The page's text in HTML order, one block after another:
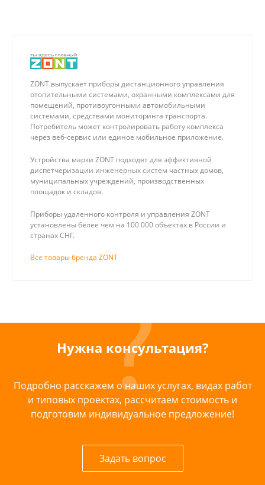
ZONT выпускает приборы дистанционного управления
отопительными системами, охранными комплексами для
помещений, противоугонными автомобильными
системами, средствами мониторинга транспорта.
Потребитель может контролировать работу комплекса
через веб-сервис или единое мобильное приложение.
Устройства марки ZONT подходят для эффективной
диспетчеризации инженерных систем частных домов,
муниципальных учреждений, производственных
площадок и складов.
Приборы удаленного контроля и управления ZONT
установлены белее чем на 100 000 объектах в России и
странах СНГ.
Все товары бренда ZONT
Нужна консультация?
Подробно расскажем о наших услугах, видах работ
и типовых проектах, рассчитаем стоимость и
подготовим индивидуальное предложение!
Задать вопрос